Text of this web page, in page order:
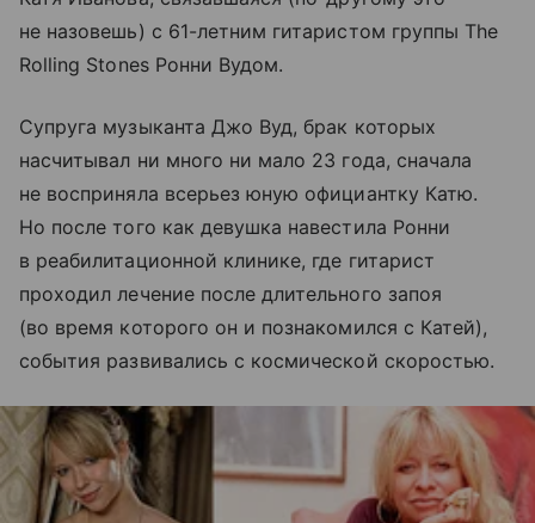
не назовешь) с 61-летним гитаристом группы The
Rolling Stones Ронни Вудом.
Супруга музыканта Джо Вуд, брак которых
насчитывал ни много ни мало 23 года, сначала
не восприняла всерьез юную официантку Катю.
Но после того как девушка навестила Ронни
в реабилитационной клинике, где гитарист
проходил лечение после длительного запоя
(во время которого он и познакомился с Катей),
события развивались с космической скоростью.